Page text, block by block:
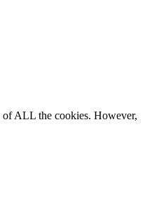
of ALL the cookies. However,